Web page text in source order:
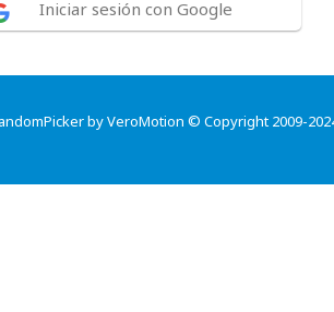
Iniciar sesión con Google
by VeroMotion © Copyright 2009-